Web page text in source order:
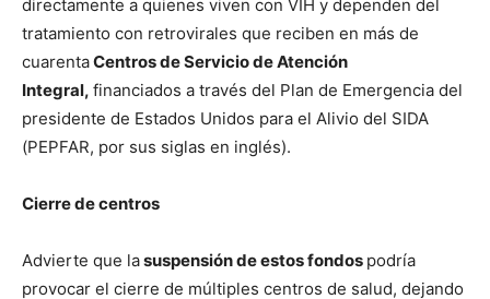
directamente a quienes viven con VIH y dependen del
tratamiento con retrovirales que reciben en más de
cuarentaCentros de Servicio de Atención
Integral, financiados a través del Plan de Emergencia del
presidente de Estados Unidos para el Alivio del SIDA
(PEPFAR, por sus siglas en inglés).
Cierre de centros
Advierte que lasuspensión de estos fondos podría
provocar el cierre de múltiples centros de salud, dejando